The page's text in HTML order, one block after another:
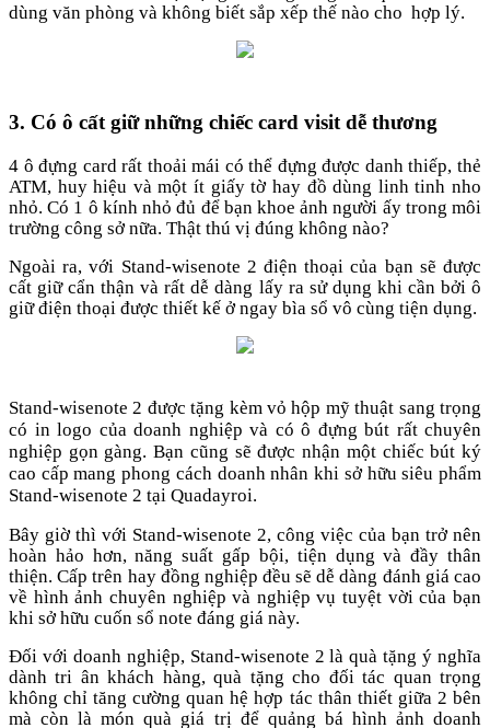
dùng văn phòng và không biết sắp xếp thế nào cho hợp lý.
3. Có ô cất giữ những chiếc card visit dễ thương
4 ô đựng card rất thoải mái có thể đựng được danh thiếp, thẻ
ATM, huy hiệu và một ít giấy tờ hay đồ dùng linh tinh nho
nhỏ. Có 1 ô kính nhỏ đủ để bạn khoe ảnh người ấy trong môi
trường công sở nữa. Thật thú vị đúng không nào?
Ngoài ra, với Stand-wisenote 2 điện thoại của bạn sẽ được
cất giữ cẩn thận và rất dễ dàng lấy ra sử dụng khi cần bởi ô
giữ điện thoại được thiết kế ở ngay bìa sổ vô cùng tiện dụng.
Stand-wisenote 2 được tặng kèm vỏ hộp mỹ thuật sang trọng
có in logo của doanh nghiệp và có ô đựng bút rất chuyên
nghiệp gọn gàng. Bạn cũng sẽ được nhận một chiếc bút ký
cao cấp mang phong cách doanh nhân khi sở hữu siêu phẩm
Stand-wisenote 2 tại Quadayroi.
Bây giờ thì với Stand-wisenote 2, công việc của bạn trở nên
hoàn hảo hơn, năng suất gấp bội, tiện dụng và đầy thân
thiện. Cấp trên hay đồng nghiệp đều sẽ dễ dàng đánh giá cao
về hình ảnh chuyên nghiệp và nghiệp vụ tuyệt vời của bạn
khi sở hữu cuốn sổ note đáng giá này.
Đối với doanh nghiệp, Stand-wisenote 2 là quà tặng ý nghĩa
dành tri ân khách hàng, quà tặng cho đối tác quan trọng
không chỉ tăng cường quan hệ hợp tác thân thiết giữa 2 bên
mà còn là món quà giá trị để quảng bá hình ảnh doanh